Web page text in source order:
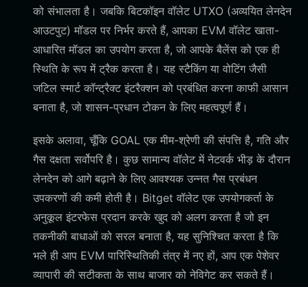
को संभालता है। जबकि बिटकॉइन वॉलेट UTXO (अव्ययित लेनदेन
आउटपुट) मॉडल पर निर्भर करते हैं, आपका EVM वॉलेट खाता-
आधारित मॉडल का उपयोग करता है, जो आपके बैलेंस को एक ही
स्थिति के रूप में ट्रैक करता है। यह स्टैकिंग या वोटिंग जैसी
जटिल स्मार्ट कॉन्ट्रैक्ट इंटरैक्शन को प्रबंधित करना काफी आसान
बनाता है, जो शासन-प्रधान टोकन के लिए महत्वपूर्ण हैं।
इसके अलावा, चूँकि GOAL एक मीम-श्रेणी की संपत्ति है, गति और
गैस दक्षता सर्वोपरि है। कुछ सामान्य वॉलेट में नेटवर्क भीड़ के दौरान
लेनदेन को आगे बढ़ाने के लिए आवश्यक उन्नत गैस प्रबंधन
उपकरणों की कमी होती है। Bitget वॉलेट एक उपयोगकर्ता के
अनुकूल इंटरफेस प्रदान करके खुद को अलग करता है जो इन
तकनीकी बाधाओं को सरल बनाता है, यह सुनिश्चित करता है कि
भले ही आप EVM पारिस्थितिकी तंत्र में नए हों, आप एक पेशेवर
व्यापारी की सटीकता के साथ बाजार को नेविगेट कर सकते हैं।